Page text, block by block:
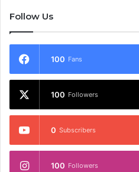
Follow Us
100 Fans
100 Followers
0 Subscribers
100 Followers